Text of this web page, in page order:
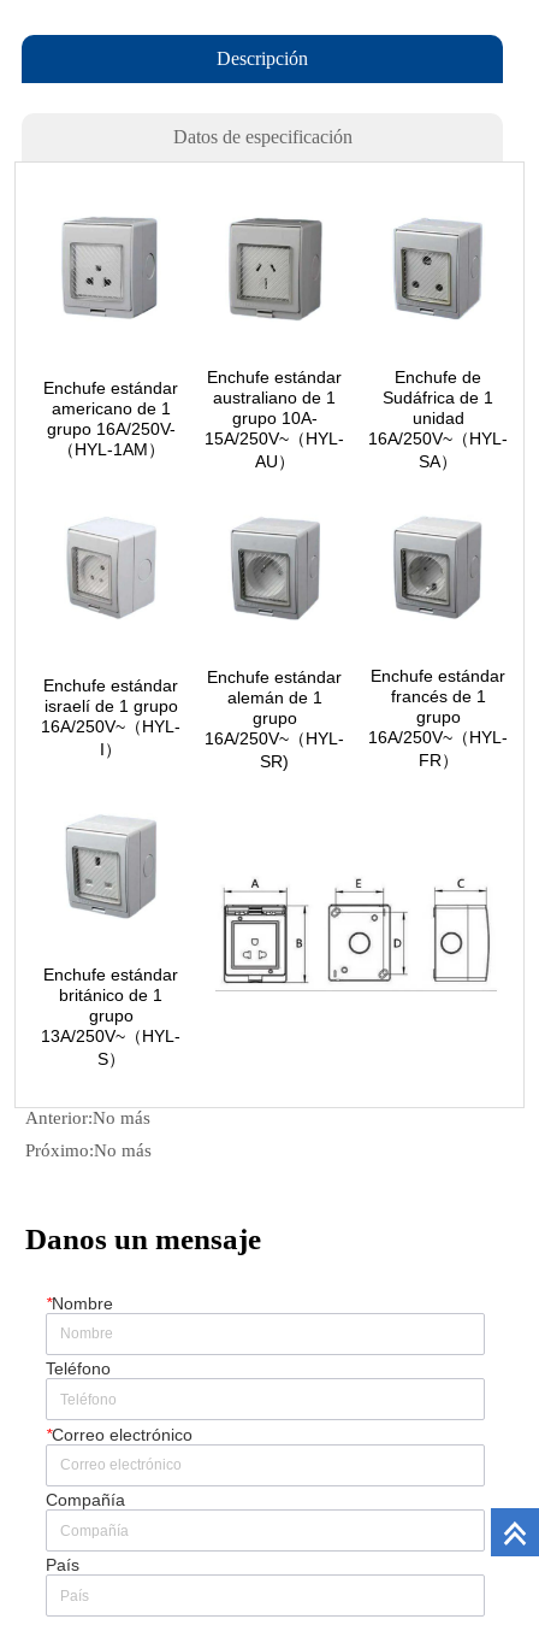
Descripción
Datos de especificación
Anterior:No más
Próximo:No más
Danos un mensaje
*Nombre
Teléfono
*Correo electrónico
Compañía
País